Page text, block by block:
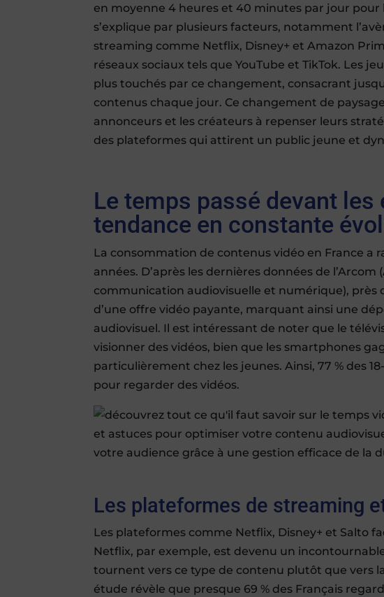
en moyenne 4 heures et 40 minutes par jour pour
s’explique par plusieurs facteurs, notamment
streaming comme Netflix, Disney+ et Amazon
réseaux sociaux tels que YouTube et TikTok. Les
plus touchés par ce changement, consacrant
contenus chaque jour. Ce changement de
annonceurs et les créateurs à repenser leurs
des plateformes qui attirent un public jeune et
Le temps passé devant les
tendance en constante
La consommation de contenus vidéo en France a
années. D’après les dernières données de
communication audiovisuelle et numérique), près
d’une offre vidéo payante, marquant ainsi une
audiovisuel. Il est intéressant de noter que le
visionner des vidéos, bien que les smartphones
particulièrement chez les jeunes. Ainsi, 77 % des
pour regarder des vidéos.
Les plateformes de streaming
Les plateformes comme Netflix, Disney+ et Salto
Netflix, par exemple, est devenu un
tournent vers ce type de contenu plutôt que vers
étude révèle que presque 69 % des Français